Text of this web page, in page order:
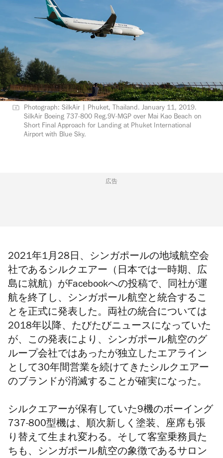
Photograph: SilkAir | Phuket, Thailand. January 11, 2019.
SilkAir Boeing 737-800 Reg.9V-MGP over Mai Kao Beach on
Short Final Approach for Landing at Phuket International
Airport with Blue Sky.
広告
2021年1月28日、シンガポールの地域航空会
社であるシルクエアー（日本では一時期、広
島に就航）がFacebookへの投稿で、同社が運
航を終了し、シンガポール航空と統合するこ
とを正式に発表した。両社の統合については
2018年以降、たびたびニュースになっていた
が、この発表により、シンガポール航空のグ
ループ会社ではあったが独立したエアライン
として30年間営業を続けてきた シルクエアー
のブランドが消滅することが確実になった。
シルクエアーが保有していた9機のボーイング
737-800型機は、順次新しく 塗装、座席も張
り替えて生まれ変わる。そして客室乗務員た
ちも、シンガポール航空の象徴であるサロン